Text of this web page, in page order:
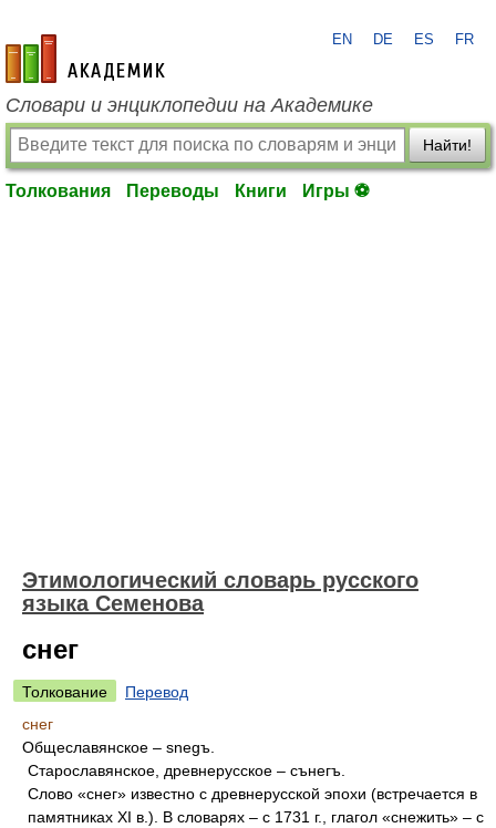
academic.ru
EN DE ES FR
Словари и энциклопедии на Академике
Найти!
Толкования Переводы Книги Игры ⚽
Этимологический словарь русского
языка Семенова
снег
Толкование
Перевод
снег
Общеславянское – snegъ.
Старославянское, древнерусское – сънегъ.
Слово «снег» известно с древнерусской эпохи (встречается в
памятниках XI в.). В словарях – с 1731 г., глагол «снежить» – с